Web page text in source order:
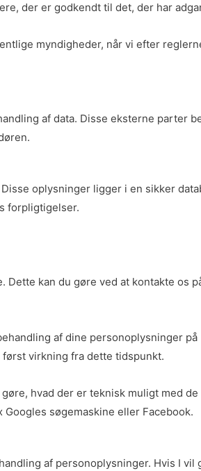
der er godkendt til det, der har
myndigheder, når vi efter
af data. Disse eksterne parter
oplysninger ligger i en sikker
forpligtigelser.
kan du gøre ved at kontakte os
af dine personoplysninger
virkning fra dette tidspunkt.
hvad der er teknisk muligt med
søgemaskine eller Facebook.
af personoplysninger. Hvis I